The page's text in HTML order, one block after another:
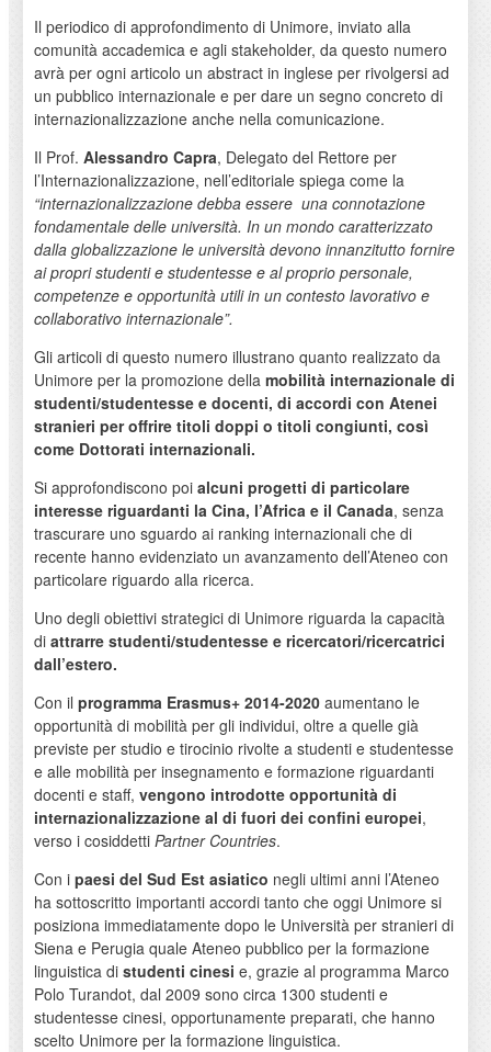
Il periodico di approfondimento di Unimore, inviato alla
comunità accademica e agli stakeholder, da questo numero
avrà per ogni articolo un abstract in inglese per rivolgersi ad
un pubblico internazionale e per dare un segno concreto di
internazionalizzazione anche nella comunicazione.
Il Prof. Alessandro Capra, Delegato del Rettore per
l’Internazionalizzazione, nell’editoriale spiega come la
“internazionalizzazione debba essere una connotazione
fondamentale delle università. In un mondo caratterizzato
dalla globalizzazione le università devono innanzitutto fornire
ai propri studenti e studentesse e al proprio personale,
competenze e opportunità utili in un contesto lavorativo e
collaborativo internazionale”.
Gli articoli di questo numero illustrano quanto realizzato da
Unimore per la promozione della mobilità internazionale di
studenti/studentesse e docenti, di accordi con Atenei
stranieri per offrire titoli doppi o titoli congiunti, così
come Dottorati internazionali.
Si approfondiscono poi alcuni progetti di particolare
interesse riguardanti la Cina, l’Africa e il Canada, senza
trascurare uno sguardo ai ranking internazionali che di
recente hanno evidenziato un avanzamento dell’Ateneo con
particolare riguardo alla ricerca.
Uno degli obiettivi strategici di Unimore riguarda la capacità
di attrarre studenti/studentesse e ricercatori/ricercatrici
dall’estero.
Con il programma Erasmus+ 2014-2020aumentano le
opportunità di mobilità per gli individui, oltre a quelle già
previste per studio e tirocinio rivolte a studenti e studentesse
e alle mobilità per insegnamento e formazione riguardanti
docenti e staff, vengono introdotte opportunità di
internazionalizzazione al di fuori dei confini europei,
verso i cosiddetti Partner Countries.
Con i paesi del Sud Est asiatico negli ultimi anni l’Ateneo
ha sottoscritto importanti accordi tanto che oggi Unimore si
posiziona immediatamente dopo le Università per stranieri di
Siena e Perugia quale Ateneo pubblico per la formazione
linguistica di studenti cinesi e, grazie al programma Marco
Polo Turandot, dal 2009 sono circa 1300 studenti e
studentesse cinesi, opportunamente preparati, che hanno
scelto Unimore per la formazione linguistica.